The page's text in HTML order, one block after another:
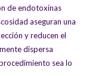
de endotoxinas
aseguran una
y reducen el
dispersa
sea lo